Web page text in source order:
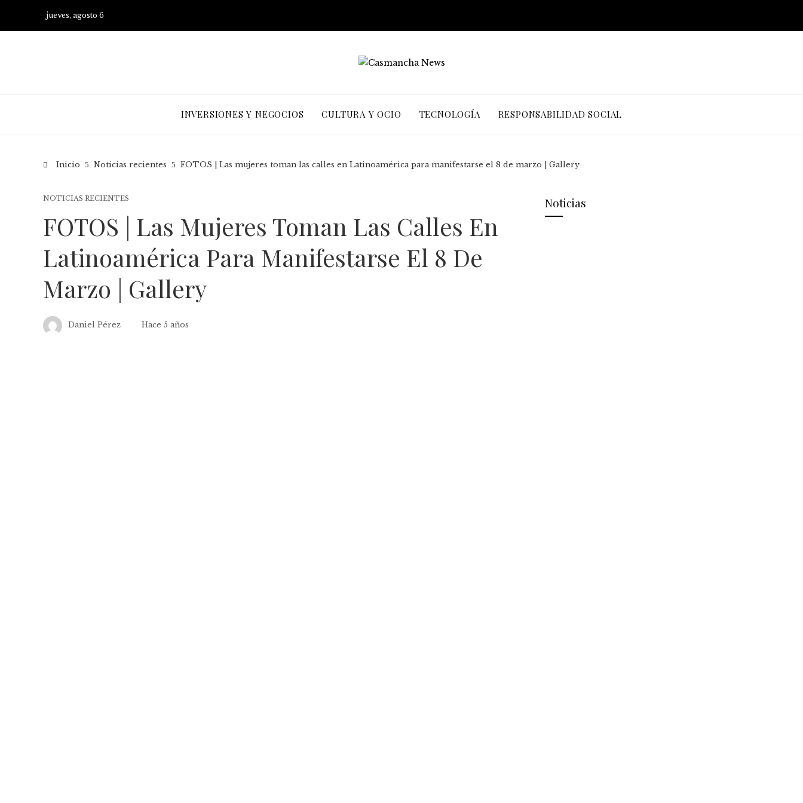
jueves, agosto 6
INVERSIONES Y NEGOCIOS CULTURA Y OCIO TECNOLOGÍA RESPONSABILIDAD SOCIAL
Inicio Noticias recientes FOTOS | Las mujeres toman las calles en Latinoamérica para manifestarse el 8 de marzo | Gallery
NOTICIAS RECIENTES
FOTOS | Las Mujeres Toman Las Calles En
Latinoamérica Para Manifestarse El 8 De
Marzo | Gallery
Daniel Pérez Hace 5 años
Noticias